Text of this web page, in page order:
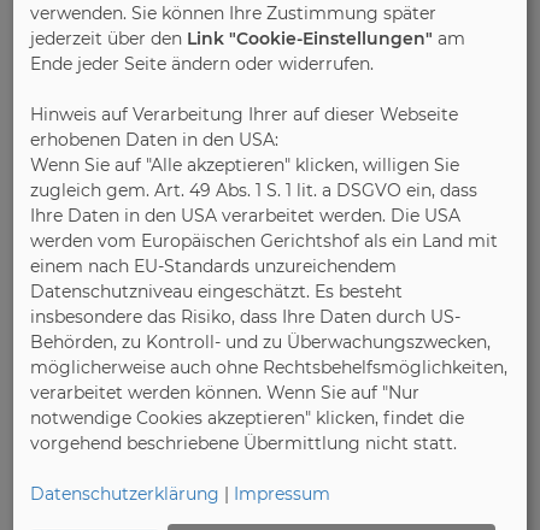
Die IMOB ist eine internationale
Möbelfachmesse, die seit 2005 jährlich auf
dem CNR EXPO-Gelände in Istanbul
stattfindet.
Web
verwenden. Sie können Ihre Zustimmung später
jederzeit über den Link "Cookie-Einstellungen" am
Ende jeder Seite ändern oder widerrufen.
Hinweis auf Verarbeitung Ihrer auf dieser Webseite
erhobenen Daten in den USA:
Wenn Sie auf "Alle akzeptieren" klicken, willigen Sie
zugleich gem. Art. 49 Abs. 1 S. 1 lit. a DSGVO ein, dass
Ihre Daten in den USA verarbeitet werden. Die USA
werden vom Europäischen Gerichtshof als ein Land mit
einem nach EU-Standards unzureichendem
Datenschutzniveau eingeschätzt. Es besteht
insbesondere das Risiko, dass Ihre Daten durch US-
Behörden, zu Kontroll- und zu Überwachungszwecken,
möglicherweise auch ohne Rechtsbehelfsmöglichkeiten,
verarbeitet werden können. Wenn Sie auf "Nur
notwendige Cookies akzeptieren" klicken, findet die
vorgehend beschriebene Übermittlung nicht statt.
Datenschutzerklärung | Impressum